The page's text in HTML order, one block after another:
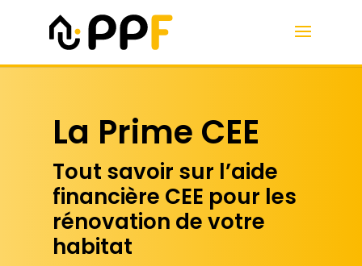
La Prime CEE
Tout savoir sur l’aide
financière CEE pour les
rénovation de votre
habitat